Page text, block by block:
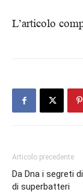
L’articolo
Articolo precedente
Da Dna i segreti
di superbatteri